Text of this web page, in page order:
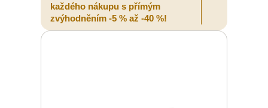
každého nákupu s přímým
zvýhodněním -5 % až -40 %!